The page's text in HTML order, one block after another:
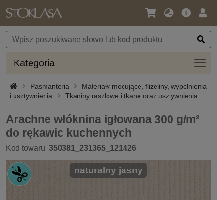
Język
Waluta
Oferta
Kategoria
Pasmanteria
Materiały mocujące, flizeliny, wypełnienia
i usztywnienia
Tkaniny raszlowe i tkane oraz usztywnienia
Arachne włóknina igłowana 300 g/m²
do rękawic kuchennych
Kod towaru: 350381_231365_121426
naturalny jasny